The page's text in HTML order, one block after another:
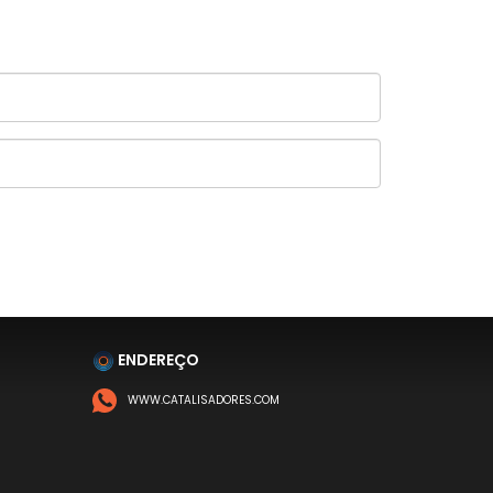
ENDEREÇO
WWW.CATALISADORES.COM